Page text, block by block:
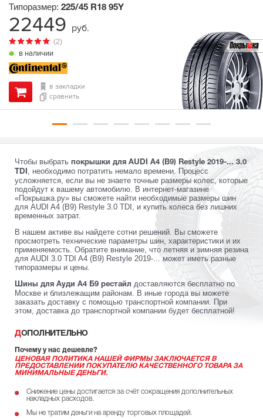
в наличии
(2)
Типоразмер: 225/45 R18 95Y
в закладки
сравнить
22449 руб.
Чтобы выбрать покрышки для AUDI A4 (B9) Restyle 2019-... 3.0
TDI
, необходимо потратить немало времени. Процесс
усложняется, если вы не знаете точные размеры колес, которые
подойдут к вашему автомобилю. В интернет-магазине
«Покрышка.ру» вы сможете найти необходимые размеры шин
для AUDI A4 (B9) Restyle 3.0 TDI, и купить колеса без лишних
временных затрат.
В нашем активе вы найдете сотни решений. Вы сможете
просмотреть технические параметры шин, характеристики и их
применяемость. Обратите внимание, что летняя и зимняя резина
для AUDI 3.0 TDI A4 (B9) Restyle 2019-... может иметь разные
типоразмеры и цены.
Шины для Ауди А4 Б9 рестайл доставляются бесплатно по
Москве и близлежащим районам. В иные города вы можете
заказать доставку с помощью транспортной компании. При
этом, доставка до транспортной компании будет бесплатной!
ДОПОЛНИТЕЛЬНО
Почему у нас дешевле?
ЦЕНОВАЯ ПОЛИТИКА НАШЕЙ ФИРМЫ ЗАКЛЮЧАЕТСЯ В
ПРЕДОСТАВЛЕНИИ ПОКУПАТЕЛЮ КАЧЕСТВЕННОГО ТОВАРА ЗА
МИНИМАЛЬНЫЕ ДЕНЬГИ.
Снижение цены достигается за счёт сокращения дополнительных
накладных расходов.
Мы не тратим деньги на аренду торговых площадей.